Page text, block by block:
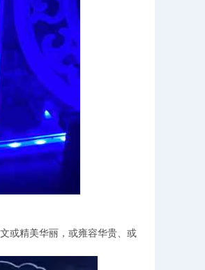
或精美华丽，或雍容华贵、或